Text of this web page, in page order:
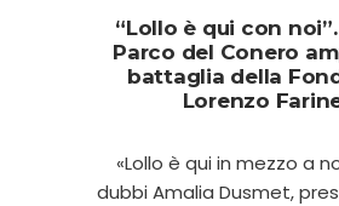
“Lollo è qui con
Parco del Conero
battaglia della
Lorenzo
«Lollo è qui in mezzo a
dubbi Amalia Dusmet,